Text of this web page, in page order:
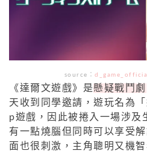
source：
《達爾文遊戲》是懸疑戰鬥劇
天收到同學邀請，遊玩名為
p遊戲，因此被捲入一場涉及
有一點燒腦但同時可以享受
面也很刺激，主角聰明又機智